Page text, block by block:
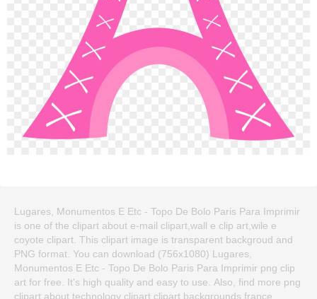
Lugares, Monumentos E Etc - Topo De Bolo Paris Para Imprimir
is one of the clipart about e-mail clipart,wall e clip art,wile e
coyote clipart. This clipart image is transparent backgroud and
PNG format. You can download (756x1080) Lugares,
Monumentos E Etc - Topo De Bolo Paris Para Imprimir png clip
art for free. It's high quality and easy to use. Also, find more png
clipart about technology clipart,clipart backgrounds,france